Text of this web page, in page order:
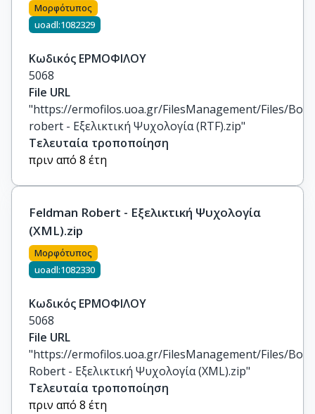
Μορφότυπος
uoadl:1082329
Κωδικός ΕΡΜΟΦΙΛΟΥ
5068
File URL
"https://ermofilos.uoa.gr/FilesManagement/Files/
robert - Εξελικτική Ψυχολογία (RTF).zip"
Τελευταία τροποποίηση
πριν από 8 έτη
Feldman Robert - Εξελικτική Ψυχολογία
(XML).zip
Μορφότυπος
uoadl:1082330
Κωδικός ΕΡΜΟΦΙΛΟΥ
5068
File URL
"https://ermofilos.uoa.gr/FilesManagement/Files/
Robert - Εξελικτική Ψυχολογία (XML).zip"
Τελευταία τροποποίηση
πριν από 8 έτη